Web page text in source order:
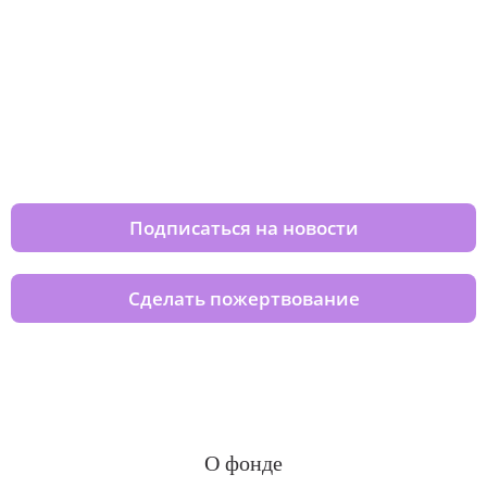
Подписаться на новости
Сделать пожертвование
О фонде